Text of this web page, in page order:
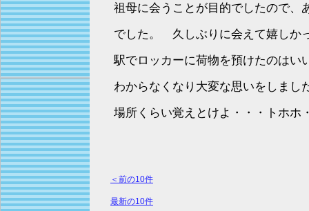
祖母に会うことが目的でしたので、
でした。 久しぶりに会えて嬉しか
駅でロッカーに荷物を預けたのはい
わからなくなり大変な思いをしまし
場所くらい覚えとけよ・・・トホホ
＜前の10件
最新の10件